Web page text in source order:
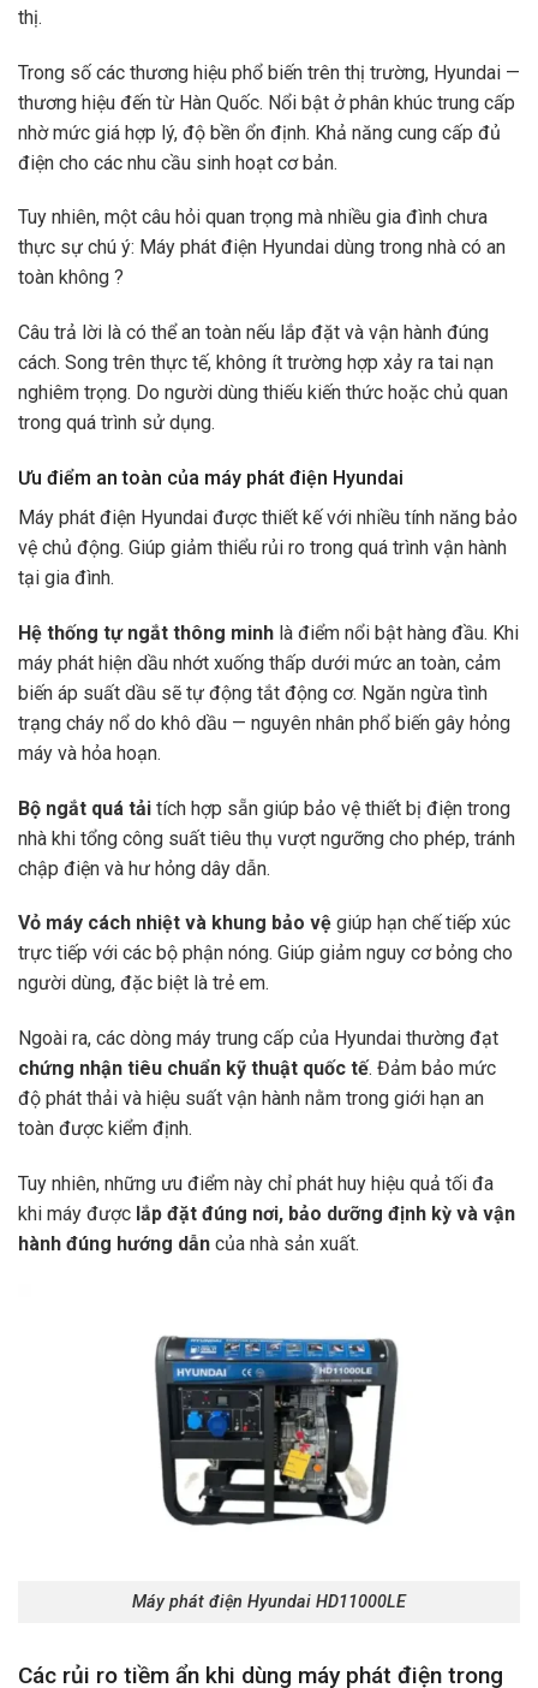
thị.
Trong số các thương hiệu phổ biến trên thị trường, Hyundai —
thương hiệu đến từ Hàn Quốc. Nổi bật ở phân khúc trung cấp
nhờ mức giá hợp lý, độ bền ổn định. Khả năng cung cấp đủ
điện cho các nhu cầu sinh hoạt cơ bản.
Tuy nhiên, một câu hỏi quan trọng mà nhiều gia đình chưa
thực sự chú ý: Máy phát điện Hyundai dùng trong nhà có an
toàn không ?
Câu trả lời là có thể an toàn nếu lắp đặt và vận hành đúng
cách. Song trên thực tế, không ít trường hợp xảy ra tai nạn
nghiêm trọng. Do người dùng thiếu kiến thức hoặc chủ quan
trong quá trình sử dụng.
Ưu điểm an toàn của máy phát điện Hyundai
Máy phát điện Hyundai được thiết kế với nhiều tính năng bảo
vệ chủ động. Giúp giảm thiểu rủi ro trong quá trình vận hành
tại gia đình.
Hệ thống tự ngắt thông minh là điểm nổi bật hàng đầu. Khi
máy phát hiện dầu nhớt xuống thấp dưới mức an toàn, cảm
biến áp suất dầu sẽ tự động tắt động cơ. Ngăn ngừa tình
trạng cháy nổ do khô dầu — nguyên nhân phổ biến gây hỏng
máy và hỏa hoạn.
Bộ ngắt quá tải tích hợp sẵn giúp bảo vệ thiết bị điện trong
nhà khi tổng công suất tiêu thụ vượt ngưỡng cho phép, tránh
chập điện và hư hỏng dây dẫn.
Vỏ máy cách nhiệt và khung bảo vệ giúp hạn chế tiếp xúc
trực tiếp với các bộ phận nóng. Giúp giảm nguy cơ bỏng cho
người dùng, đặc biệt là trẻ em.
Ngoài ra, các dòng máy trung cấp của Hyundai thường đạt
chứng nhận tiêu chuẩn kỹ thuật quốc tế. Đảm bảo mức
độ phát thải và hiệu suất vận hành nằm trong giới hạn an
toàn được kiểm định.
Tuy nhiên, những ưu điểm này chỉ phát huy hiệu quả tối đa
khi máy được lắp đặt đúng nơi, bảo dưỡng định kỳ và vận
hành đúng hướng dẫn của nhà sản xuất.
Máy phát điện Hyundai HD11000LE
Các rủi ro tiềm ẩn khi dùng máy phát điện trong